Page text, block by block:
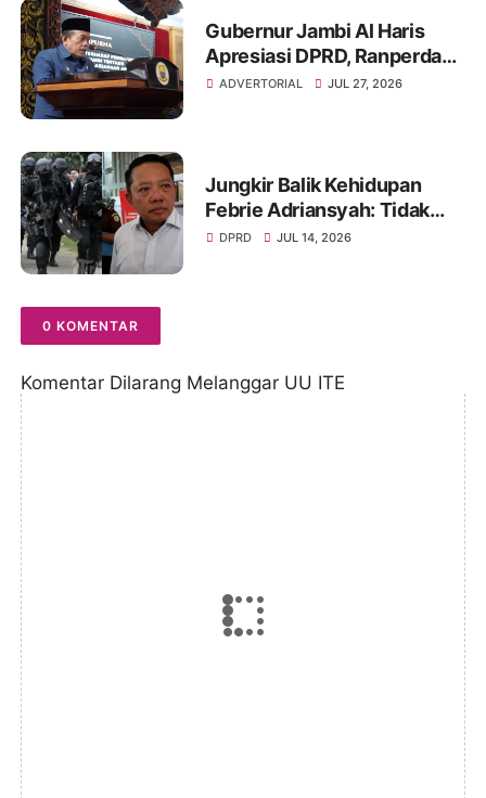
Gubernur Jambi Al Haris
Apresiasi DPRD, Ranperda
Pertanggungjawaban APBD
ADVERTORIAL JUL 27, 2026
Jungkir Balik Kehidupan
Febrie Adriansyah: Tidak
Lagi Dapat Pengamanan dari
DPRD JUL 14, 2026
0 KOMENTAR
Komentar Dilarang Melanggar UU ITE